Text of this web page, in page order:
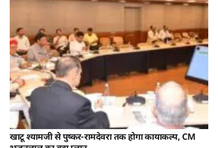
खाटू श्यामजी से पुष्कर-रामदेवरा तक होगा कायाकल्प, CM